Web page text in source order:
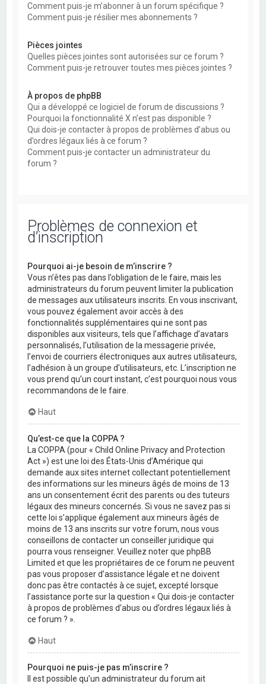
Comment puis-je m’abonner à un forum spécifique ?
Comment puis-je résilier mes abonnements ?
Pièces jointes
Quelles pièces jointes sont autorisées sur ce forum ?
Comment puis-je retrouver toutes mes pièces jointes ?
À propos de phpBB
Qui a développé ce logiciel de forum de discussions ?
Pourquoi la fonctionnalité X n’est pas disponible ?
Qui dois-je contacter à propos de problèmes d’abus ou
d’ordres légaux liés à ce forum ?
Comment puis-je contacter un administrateur du
forum ?
Problèmes de connexion et
d’inscription
Pourquoi ai-je besoin de m’inscrire ?
Vous n’êtes pas dans l’obligation de le faire, mais les
administrateurs du forum peuvent limiter la publication
de messages aux utilisateurs inscrits. En vous inscrivant,
vous pouvez également avoir accès à des
fonctionnalités supplémentaires qui ne sont pas
disponibles aux visiteurs, tels que l’affichage d’avatars
personnalisés, l’utilisation de la messagerie privée,
l’envoi de courriers électroniques aux autres utilisateurs,
l’adhésion à un groupe d’utilisateurs, etc. L’inscription ne
vous prend qu’un court instant, c’est pourquoi nous vous
recommandons de le faire.
Haut
Qu’est-ce que la COPPA ?
La COPPA (pour « Child Online Privacy and Protection
Act ») est une loi des États-Unis d’Amérique qui
demande aux sites internet collectant potentiellement
des informations sur les mineurs âgés de moins de 13
ans un consentement écrit des parents ou des tuteurs
légaux des mineurs concernés. Si vous ne savez pas si
cette loi s’applique également aux mineurs âgés de
moins de 13 ans inscrits sur votre forum, nous vous
conseillons de contacter un conseiller juridique qui
pourra vous renseigner. Veuillez noter que phpBB
Limited et que les propriétaires de ce forum ne peuvent
pas vous proposer d’assistance légale et ne doivent
donc pas être contactés à ce sujet, excepté lorsque
l’assistance porte sur la question « Qui dois-je contacter
à propos de problèmes d’abus ou d’ordres légaux liés à
ce forum ? ».
Haut
Pourquoi ne puis-je pas m’inscrire ?
Il est possible qu’un administrateur du forum ait